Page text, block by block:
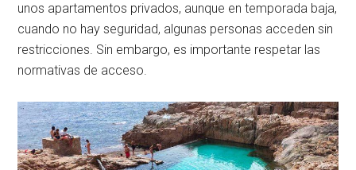
unos apartamentos privados, aunque en temporada baja,
cuando no hay seguridad, algunas personas acceden sin
restricciones. Sin embargo, es importante respetar las
normativas de acceso.